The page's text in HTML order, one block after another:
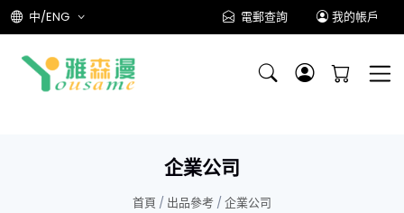
中/ENG 電郵查詢 我的帳戶
企業公司
首頁 / 出品參考 / 企業公司